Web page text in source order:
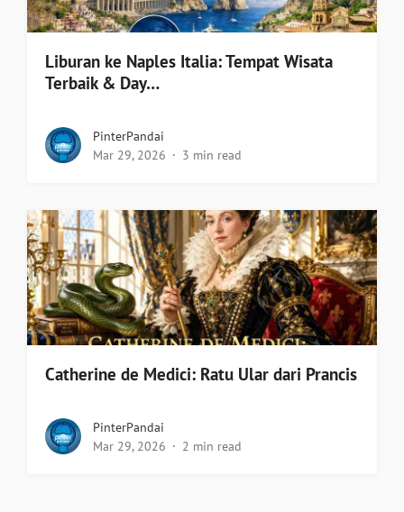
Liburan ke Naples Italia: Tempat Wisata
Terbaik & Day…
PinterPandai
Mar 29, 2026
3 min read
Catherine de Medici: Ratu Ular dari Prancis
PinterPandai
Mar 29, 2026
2 min read